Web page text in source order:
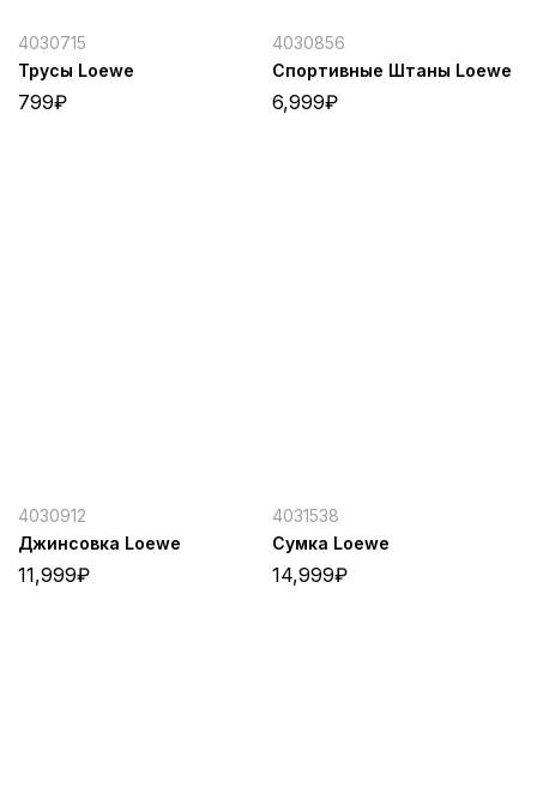
4030715
Трусы Loewe
799₽
4030856
Спортивные Штаны Loewe
6,999₽
4030912
Джинсовка Loewe
11,999₽
4031538
Сумка Loewe
14,999₽